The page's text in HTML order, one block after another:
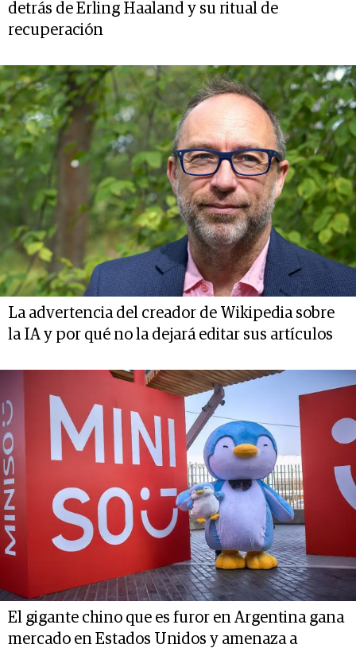
detrás de Erling Haaland y su ritual de
recuperación
La advertencia del creador de Wikipedia sobre
la IA y por qué no la dejará editar sus artículos
El gigante chino que es furor en Argentina gana
mercado en Estados Unidos y amenaza a